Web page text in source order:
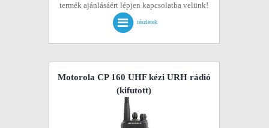
termék ajánlásáért lépjen kapcsolatba velünk!
részletek
Motorola CP 160 UHF kézi URH rádió
(kifutott)